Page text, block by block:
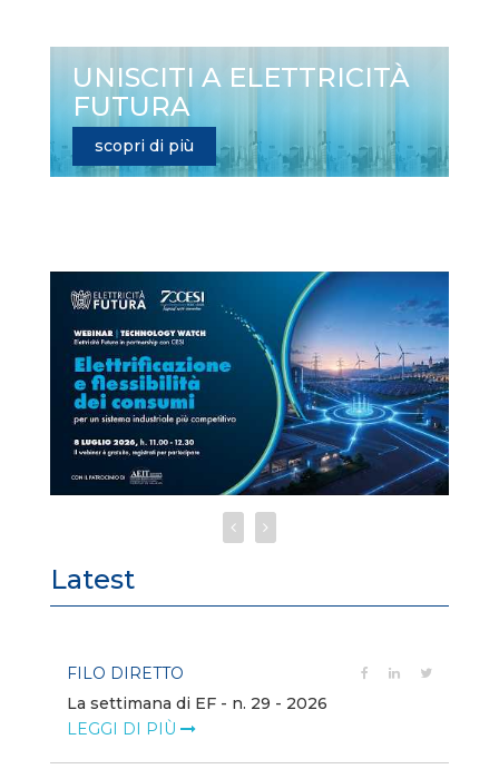
UNISCITI A ELETTRICITÀ
FUTURA
scopri di più
Latest
FILO DIRETTO
La settimana di EF - n. 29 - 2026
LEGGI DI PIÙ